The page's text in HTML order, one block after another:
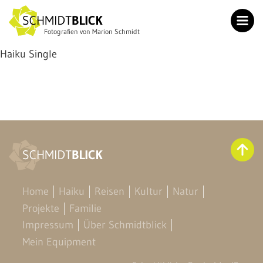
Fotografien von Marion Schmidt
Projekte
Impressum
Mein Equipment
Haiku Single
Home Haiku Reisen Kultur
Natur
Projekte
Familie
Impressum
Über Schmidtblick
Mein Equipment